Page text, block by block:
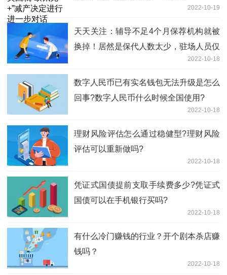
2022-10-19
天天关注：辅导不足4个月保荐机构就被
换掉！居然是保代人数太少，驻场人员仅
2022-10-18
数字人民币已有实名钱包无法升级是怎么
回事?数字人民币什么时候全国使用?
2022-10-18
理财风险评估怎么通过稳健型?理财风险
评估可以重新做吗?
2022-10-18
凭证式国债提前支取手续费多少?凭证式
国债可以在手机银行买吗?
2022-10-18
有什么冷门赚钱的行业？开个剧本杀店赚
钱吗？
2022-10-18